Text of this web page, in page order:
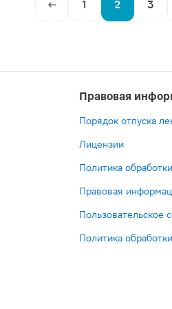
1 2 3
Правовая
Порядок отпуска
Лицензии
Политика
Правовая
Пользовательское
Политика